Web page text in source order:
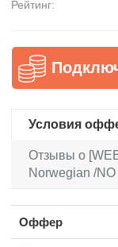
Рейтинг:
Условия
Отзывы о
Norwegian /
Оффер